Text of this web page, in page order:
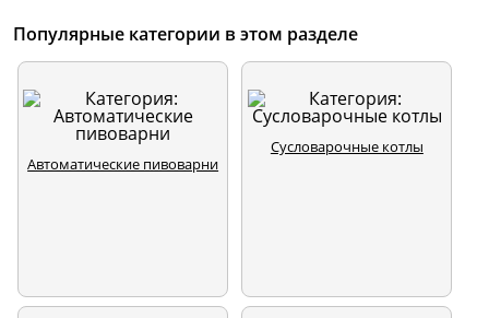
Популярные категории в этом разделе
Автоматические пивоварни
Сусловарочные котлы